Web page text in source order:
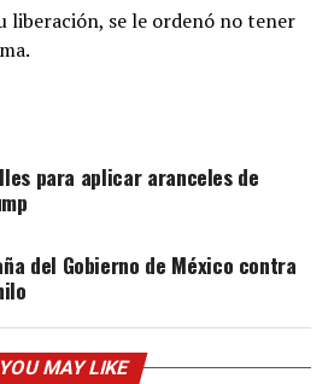
liberación, se le ordenó no tener
para aplicar aranceles de
del Gobierno de México contra
YOU MAY LIKE